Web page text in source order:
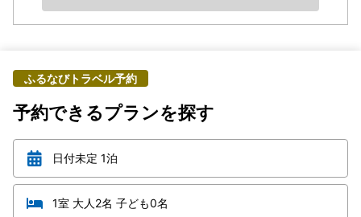
ふるなびトラベル予約
予約できるプランを探す
日付未定 1泊
1室 大人2名 子ども0名